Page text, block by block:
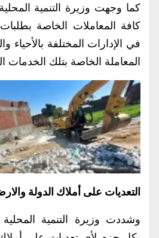
كما وجهت وزيرة التنمية
كافة المعاملات الخاصة
في الإدارات المختلفة بالأحياء
المعاملة الخاصة بتلك الخدمات
التعديات على أملاك الدولة
وشددت وزيرة التنمية